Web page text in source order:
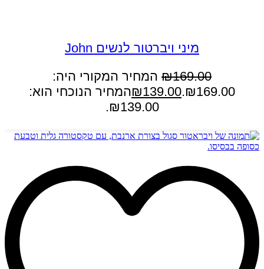
מיני ויברטור לנשים John
₪169.00
המחיר המקורי היה:
₪169.00.
₪139.00
המחיר הנוכחי הוא:
₪139.00.